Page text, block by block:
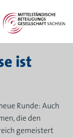
ist
Runde: Auch
die den
gemeistert